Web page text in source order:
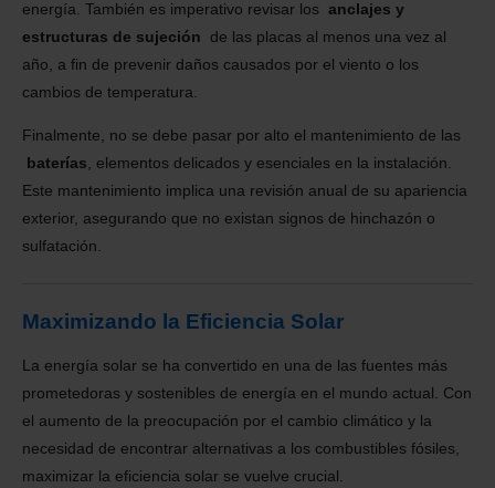
energía. También es imperativo revisar los anclajes y
estructuras de sujeción
de las placas al menos una vez al
año, a fin de prevenir daños causados por el viento o los
cambios de temperatura.
Finalmente, no se debe pasar por alto el mantenimiento de las
baterías, elementos delicados y esenciales en la instalación.
Este mantenimiento implica una revisión anual de su apariencia
exterior, asegurando que no existan signos de hinchazón o
sulfatación.
Maximizando la Eficiencia Solar
La energía solar se ha convertido en una de las fuentes más
prometedoras y sostenibles de energía en el mundo actual. Con
el aumento de la preocupación por el cambio climático y la
necesidad de encontrar alternativas a los combustibles fósiles,
maximizar la eficiencia solar se vuelve crucial.